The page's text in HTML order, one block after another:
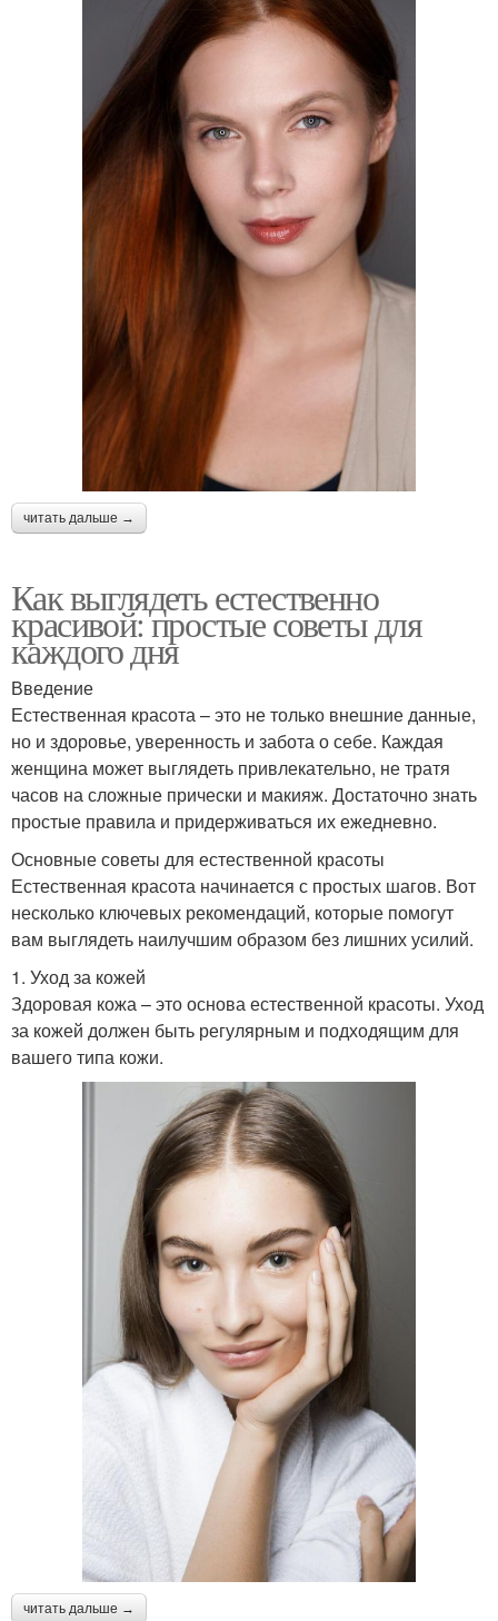
читать дальше →
Как выглядеть естественно
красивой: простые советы для
каждого дня
Введение
Естественная красота – это не только внешние данные,
но и здоровье, уверенность и забота о себе. Каждая
женщина может выглядеть привлекательно, не тратя
часов на сложные прически и макияж. Достаточно знать
простые правила и придерживаться их ежедневно.
Основные советы для естественной красоты
Естественная красота начинается с простых шагов. Вот
несколько ключевых рекомендаций, которые помогут
вам выглядеть наилучшим образом без лишних усилий.
1. Уход за кожей
Здоровая кожа – это основа естественной красоты. Уход
за кожей должен быть регулярным и подходящим для
вашего типа кожи.
читать дальше →